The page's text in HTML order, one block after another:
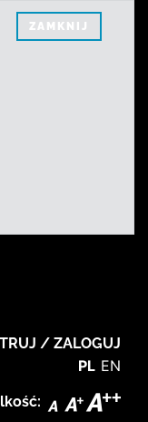
ZAMKNIJ
/ ZALOGUJ
PL EN